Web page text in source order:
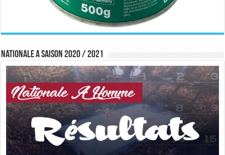
Nationale A saison 2020 / 2021